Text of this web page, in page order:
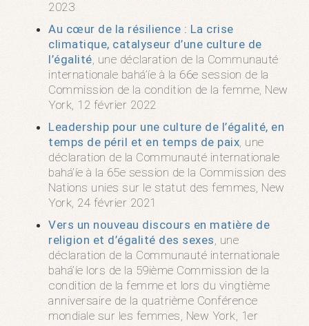
2023
Au cœur de la résilience : La crise
climatique, catalyseur d’une culture de
l’égalité , une déclaration de la Communauté
internationale bahá’íe à la 66e session de la
Commission de la condition de la femme, New
York, 12 février 2022
Leadership pour une culture de l’égalité, en
temps de péril et en temps de paix , une
déclaration de la Communauté internationale
bahá’íe à la 65e session de la Commission des
Nations unies sur le statut des femmes, New
York, 24 février 2021
Vers un nouveau discours en matière de
religion et d’égalité des sexes , une
déclaration de la Communauté internationale
bahá’íe lors de la 59ième Commission de la
condition de la femme et lors du vingtième
anniversaire de la quatrième Conférence
mondiale sur les femmes, New York, 1er